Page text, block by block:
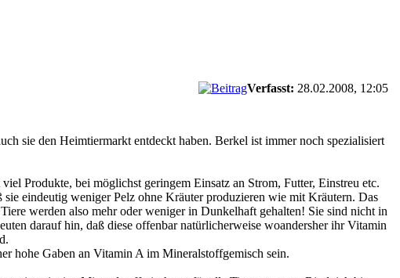
Verfasst: 28.02.2008, 12:05
sie den Heimtiermarkt entdeckt haben. Berkel ist immer noch spezialisiert
Produkte, bei möglichst geringem Einsatz an Strom, Futter, Einstreu etc.
eindeutig weniger Pelz ohne Kräuter produzieren wie mit Kräutern. Das
werden also mehr oder weniger in Dunkelhaft gehalten! Sie sind nicht in
darauf hin, daß diese offenbar natürlicherweise woandersher ihr Vitamin
hohe Gaben an Vitamin A im Mineralstoffgemisch sein.